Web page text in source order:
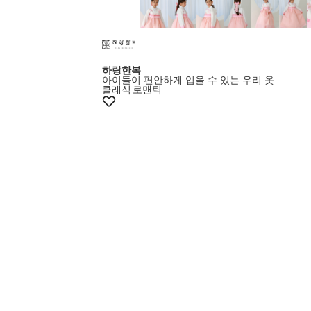
하랑한복
아이들이 편안하게 입을 수 있는 우리 옷
클래식 로맨틱